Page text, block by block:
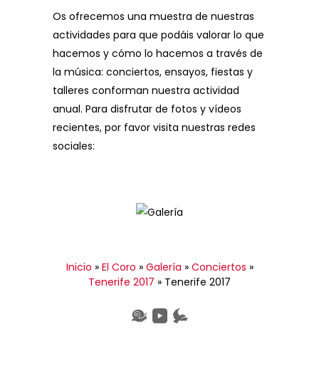
Os ofrecemos una muestra de nuestras
actividades para que podáis valorar lo que
hacemos y cómo lo hacemos a través de
la música: conciertos, ensayos, fiestas y
talleres conforman nuestra actividad
anual. Para disfrutar de fotos y vídeos
recientes, por favor visita nuestras redes
sociales:
Inicio » El Coro » Galería » Conciertos »
Tenerife 2017 » Tenerife 2017